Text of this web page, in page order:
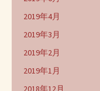
2019年4月
2019年3月
2019年2月
2019年1月
2018年12月